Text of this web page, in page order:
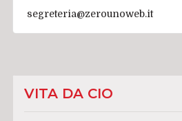
segreteria@zerounoweb.it
VITA DA CIO